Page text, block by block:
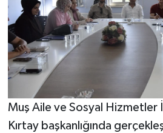
Muş Aile ve Sosyal Hizmetler
Kırtay başkanlığında